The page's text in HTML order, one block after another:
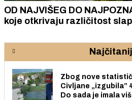
OD NAJVIŠEG DO
koje otkrivaju različitost
Zbog nove
Civljane „izgubila”
Do sada je imala